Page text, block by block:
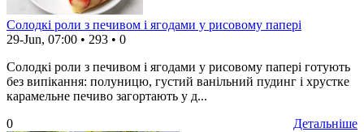
Солодкі роли з печивом і ягодами у рисовому папері
29-Jun, 07:00 • 293 • 0
Солодкі роли з печивом і ягодами у рисовому папері готують
без випікання: полуницю, густий ванільний пудинг і хрустке
карамельне печиво загортають у д...
Детальніше
0